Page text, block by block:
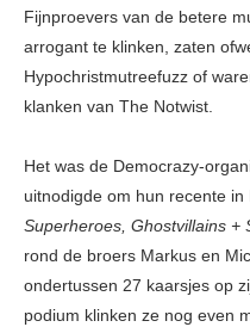
Fijnproevers van de betere
arrogant te klinken, zaten
Hypochristmutreefuzz of
klanken van The Notwist.
Het was de Democrazy-
uitnodigde om hun recente
Superheroes, Ghostvillains +
rond de broers Markus en
ondertussen 27 kaarsjes op
podium klinken ze nog even